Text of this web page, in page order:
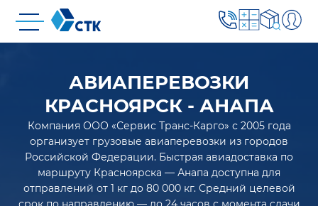
АВИАПЕРЕВОЗКИ
КРАСНОЯРСК - АНАПА
Компания ООО «Сервис Транс-Карго» с 2005 года
организует грузовые авиаперевозки из городов
Российской Федерации. Быстрая авиадоставка по
маршруту Красноярска — Анапа доступна для
отправлений от 1 кг до 80 000 кг. Средний целевой